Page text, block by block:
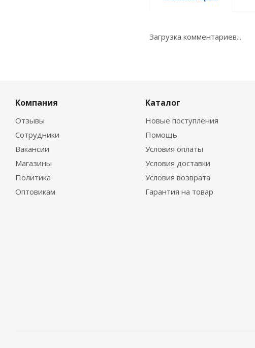
Загрузка комментариев...
Компания
Отзывы
Сотрудники
Вакансии
Магазины
Политика
Оптовикам
Каталог
Новые поступления
Помощь
Условия оплаты
Условия доставки
Условия возврата
Гарантия на товар